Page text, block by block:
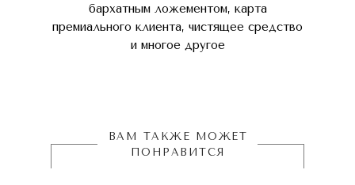
бархатным ложементом, карта
премиального клиента, чистящее средство
и многое другое
ВАМ ТАКЖЕ МОЖЕТ
ПОНРАВИТСЯ